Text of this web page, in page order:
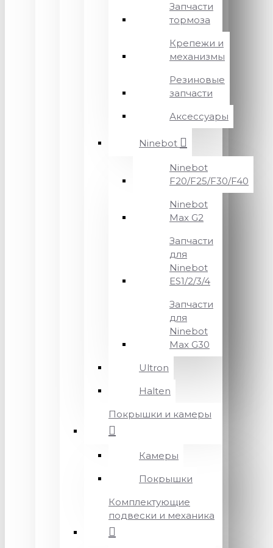
Запчасти
тормоза
Крепежи и
механизмы
Резиновые
запчасти
Аксессуары
Ninebot
Ninebot
F20/F25/F30/F40
Ninebot
Max G2
Запчасти
для
Ninebot
ES1/2/3/4
Запчасти
для
Ninebot
Max G30
Ultron
Halten
Покрышки и камеры
Камеры
Покрышки
Комплектующие
подвески и механика